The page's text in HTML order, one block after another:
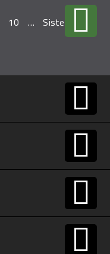
10 … Siste »